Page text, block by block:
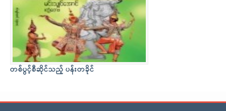
တစ်ပွင့်စီဆိုင်သည့် ပန်းတခိုင်